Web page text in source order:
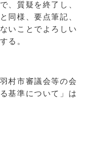
、質疑を終了し、
同様、要点筆記、
いことでよろしい
る。
村市審議会等の会
基準について」は